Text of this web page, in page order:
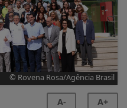
© Rovena Rosa/Agência Brasil
A- A+